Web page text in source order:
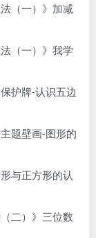
（一）》加减
（一）》我学
护牌-认识五边
题壁画-图形的
与正方形的认
二）》三位数